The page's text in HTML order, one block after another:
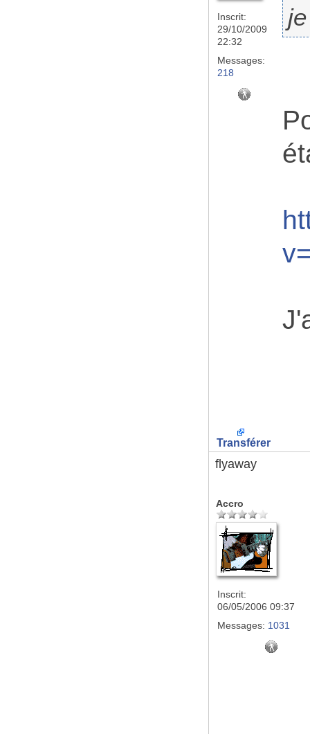
Inscrit:
29/10/2009
22:32
Messages:
218
Transférer
flyaway
Accro
Inscrit:
06/05/2006 09:37
Messages: 1031